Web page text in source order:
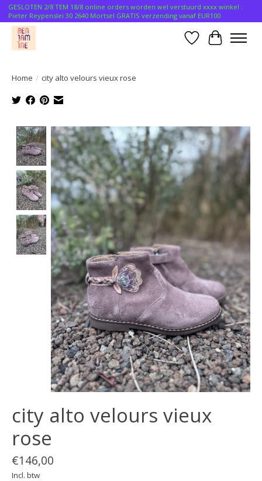
GESLOTEN 2/8 TEM 18/8 online orders worden wel verstuurd xxxx winkel :
Pieter Reypenslei 30 2640 Mortsel GRATIS verzending vanaf EUR100
Verlanglijst
Home / city alto velours vieux rose
Product image slideshow Items
city alto velours vieux
rose
€146,00
Incl. btw